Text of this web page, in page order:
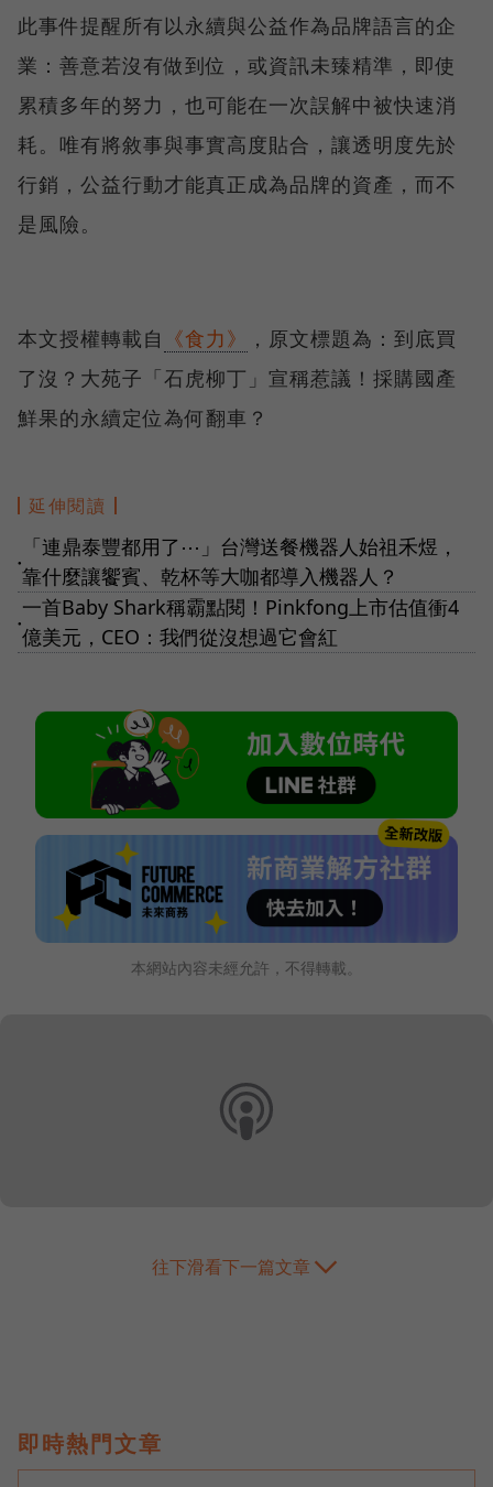
此事件提醒所有以永續與公益作為品牌語言的企
業：善意若沒有做到位，或資訊未臻精準，即使
累積多年的努力，也可能在一次誤解中被快速消
耗。唯有將敘事與事實高度貼合，讓透明度先於
行銷，公益行動才能真正成為品牌的資產，而不
是風險。
本文授權轉載自 《食力》
，原文標題為：到底買
了沒？大苑子「石虎柳丁」宣稱惹議！採購國產
鮮果的永續定位為何翻車？
延伸閱讀
●
「連鼎泰豐都用了⋯」台灣送餐機器人始祖禾煜，
靠什麼讓饗賓、乾杯等大咖都導入機器人？
●
一首Baby Shark稱霸點閱！Pinkfong上市估值衝4
億美元，CEO：我們從沒想過它會紅
本網站內容未經允許，不得轉載。
往下滑看下一篇文章
即時熱門文章